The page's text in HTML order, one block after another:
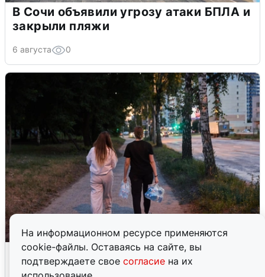
На информационном ресурсе применяются
cookie-файлы. Оставаясь на сайте, вы
подтверждаете свое согласие на их
В Сочи объявили угрозу атаки БПЛА и
закрыли пляжи
6 августа 0
Опубликована карта отключений
воды в Воронеже